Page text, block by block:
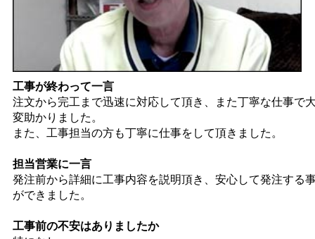
工事が終わって一言
注文から完工まで迅速に対応して頂き、また丁寧な仕事で
変助かりました。
また、工事担当の方も丁寧に仕事をして頂きました。
担当営業に一言
発注前から詳細に工事内容を説明頂き、安心して発注する
ができました。
工事前の不安はありましたか